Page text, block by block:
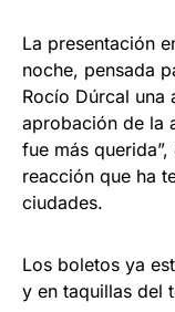
La presentación
noche, pensada
Rocío Dúrcal una
aprobación de la
fue más
reacción que ha
ciudades.
Los boletos ya
y en taquillas del